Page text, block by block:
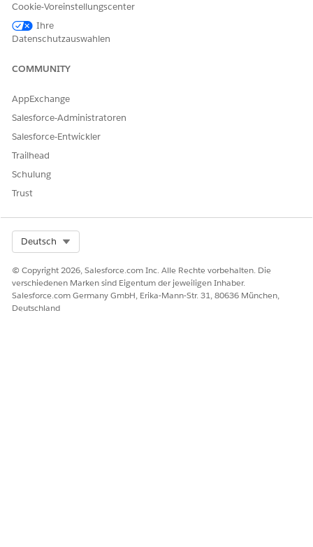
KONNTEN SIE IHR PROBLEM MITHILFE DIESES ARTIKELS
Cookie-Voreinstellungscenter
Ihre
Datenschutzauswahlen
COMMUNITY
AppExchange
Salesforce-Administratoren
Salesforce-Entwickler
Trailhead
Schulung
Trust
Deutsch
© Copyright 2026, Salesforce.com Inc. Alle Rechte vorbehalten. Die
verschiedenen Marken sind Eigentum der jeweiligen Inhaber.
Salesforce.com Germany GmbH, Erika-Mann-Str. 31, 80636 München,
Deutschland